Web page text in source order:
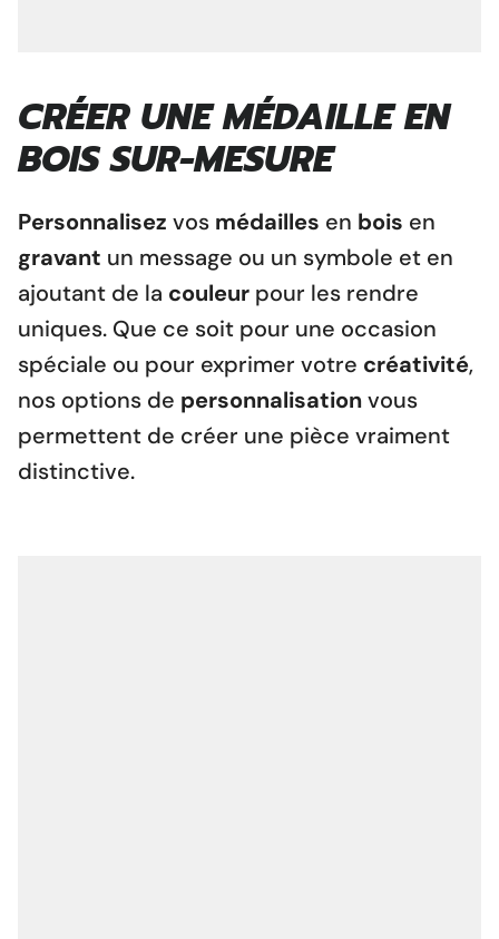
CRÉER UNE MÉDAILLE EN
BOIS SUR-MESURE
Personnalisez vos médailles en bois en
gravant un message ou un symbole et en
ajoutant de la couleur pour les rendre
uniques. Que ce soit pour une occasion
spéciale ou pour exprimer votre créativité,
nos options de personnalisationvous
permettent de créer une pièce vraiment
distinctive.